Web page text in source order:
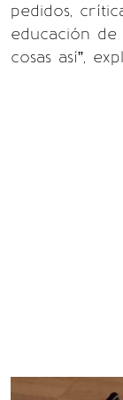
pedidos,
educación
cosas así”,